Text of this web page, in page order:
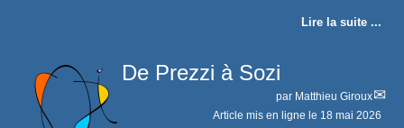
Lire la suite ...
De Prezzi à Sozi
par Matthieu Giroux
Article mis en ligne le 18 mai 2026